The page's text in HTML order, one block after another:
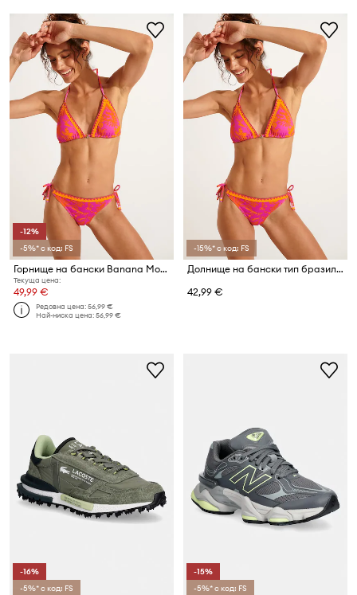
-12%
-5%* с код: FS
Горнище на бански Banana Moon Althea
Текуща цена:
49,99 €
Редовна цена:56,99 €
Най-ниска цена:56,99 €
-15%* с код: FS
Долнище на бански тип бразилиана Banana Moon Althea
42,99 €
-16%
-5%* с код: FS
-15%
-5%* с код: FS